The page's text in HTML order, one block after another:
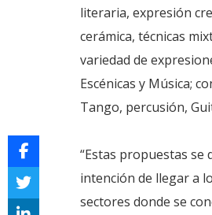
literaria, expresión
cerámica, técnicas
variedad de
Escénicas y Música;
Tango, percusión,
“Estas propuestas
intención de llegar a
sectores donde se